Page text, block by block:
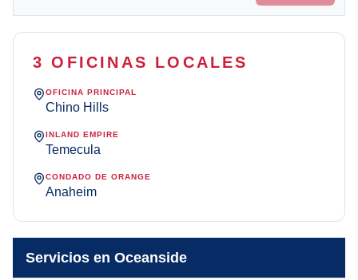
Servicios en Oceanside
3 OFICINAS LOCALES
OFICINA PRINCIPAL
Chino Hills
INLAND EMPIRE
Temecula
CONDADO DE ORANGE
Anaheim